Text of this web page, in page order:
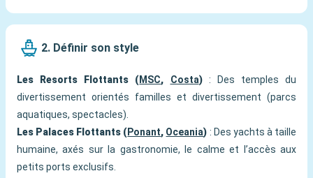
2. Définir son style
Les Resorts Flottants (MSC, Costa): Des temples du
divertissement orientés familles et divertissement (parcs
aquatiques, spectacles).
Les Palaces Flottants (Ponant, Oceania) : Des yachts à taille
humaine, axés sur la gastronomie, le calme et l’accès aux
petits ports exclusifs.